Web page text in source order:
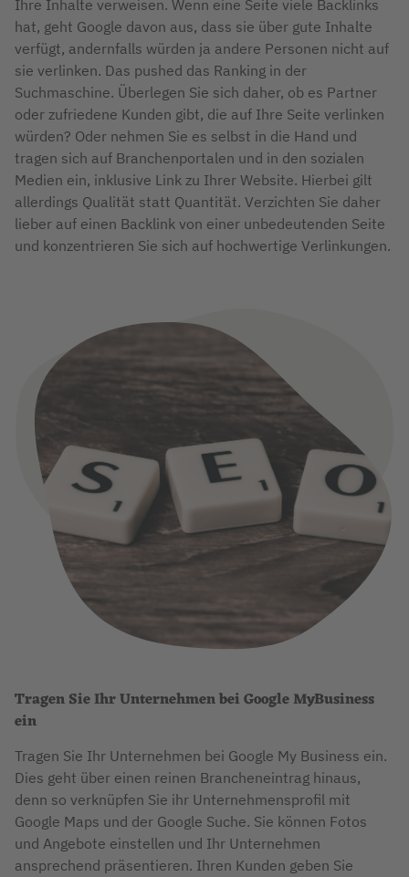
Ihre Inhalte verweisen. Wenn eine Seite viele Backlinks
hat, geht Google davon aus, dass sie über gute Inhalte
verfügt, andernfalls würden ja andere Personen nicht auf
sie verlinken. Das pushed das Ranking in der
Suchmaschine. Überlegen Sie sich daher, ob es Partner
oder zufriedene Kunden gibt, die auf Ihre Seite verlinken
würden? Oder nehmen Sie es selbst in die Hand und
tragen sich auf Branchenportalen und in den sozialen
Medien ein, inklusive Link zu Ihrer Website. Hierbei gilt
allerdings Qualität statt Quantität. Verzichten Sie daher
lieber auf einen Backlink von einer unbedeutenden Seite
und konzentrieren Sie sich auf hochwertige Verlinkungen.
Tragen Sie Ihr Unternehmen bei Google MyBusiness
ein
Tragen Sie Ihr Unternehmen bei Google My Business ein.
Dies geht über einen reinen Brancheneintrag hinaus,
denn so verknüpfen Sie ihr Unternehmensprofil mit
Google Maps und der Google Suche. Sie können Fotos
und Angebote einstellen und Ihr Unternehmen
ansprechend präsentieren. Ihren Kunden geben Sie